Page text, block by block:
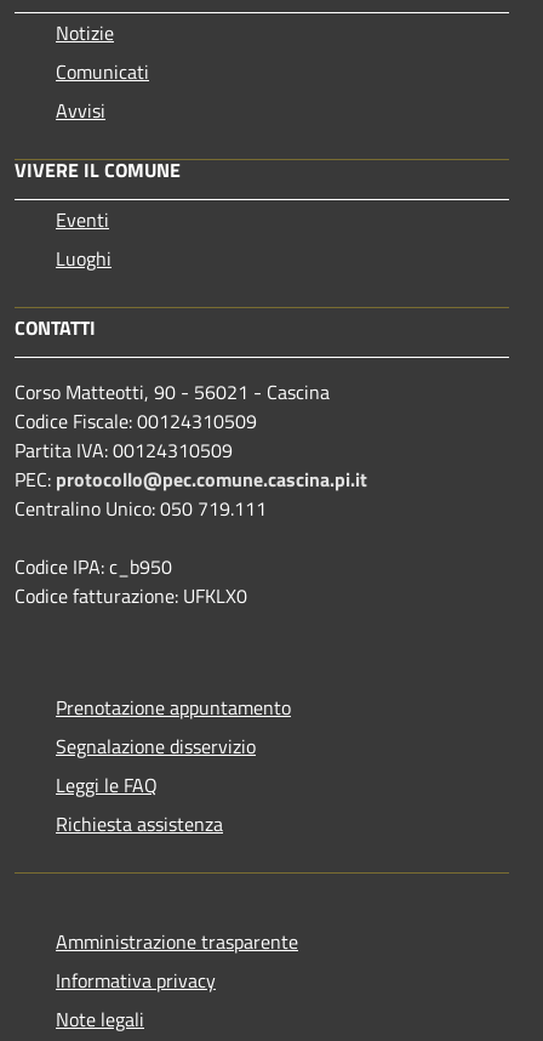
Notizie
Comunicati
Avvisi
VIVERE IL COMUNE
Eventi
Luoghi
CONTATTI
Corso Matteotti, 90 - 56021 - Cascina
Codice Fiscale: 00124310509
Partita IVA: 00124310509
PEC: protocollo@pec.comune.cascina.pi.it
Centralino Unico: 050 719.111
Codice IPA: c_b950
Codice fatturazione: UFKLX0
Prenotazione appuntamento
Segnalazione disservizio
Leggi le FAQ
Richiesta assistenza
Amministrazione trasparente
Informativa privacy
Note legali